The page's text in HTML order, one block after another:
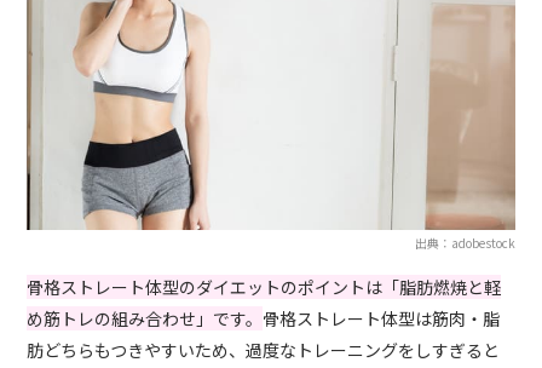
出典：adobestock
骨格ストレート体型のダイエットのポイントは「脂肪燃焼と軽
め筋トレの組み合わせ」です。 骨格ストレート体型は筋肉・脂
肪どちらもつきやすいため、過度なトレーニングをしすぎると